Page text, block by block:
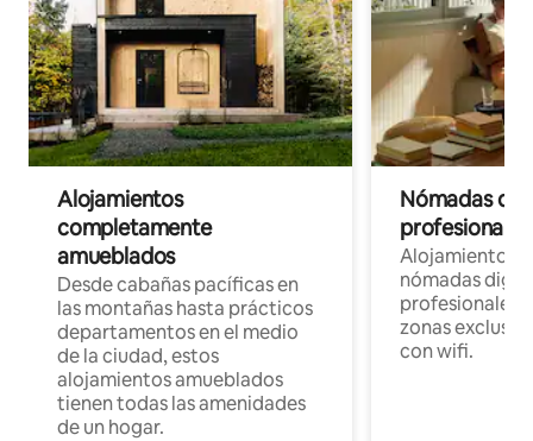
Alojamientos
completamente
amueblados
Desde cabañas pacíficas en
las montañas hasta prácticos
departamentos en el medio
de la ciudad, estos
alojamientos amueblados
tienen todas las amenidades
de un hogar.
Nómadas
Alojamientos
nómadas
profesionales
zonas
con wifi.